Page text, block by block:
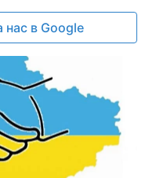
нас в Google